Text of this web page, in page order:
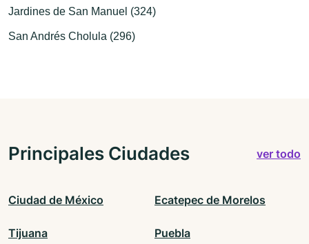
Jardines de San Manuel (324)
San Andrés Cholula (296)
Principales Ciudades ver todo
Ciudad de México Ecatepec de Morelos
Tijuana Puebla